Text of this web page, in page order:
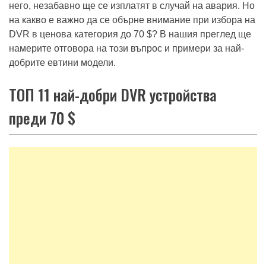
него, незабавно ще се изплатят в случай на авария. Но
на какво е важно да се обърне внимание при избора на
DVR в ценова категория до 70 $? В нашия преглед ще
намерите отговора на този въпрос и примери за най-
добрите евтини модели.
ТОП 11 най-добри DVR устройства
преди 70 $